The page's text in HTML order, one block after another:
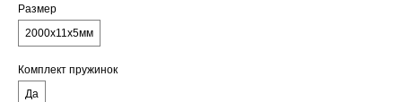
Размер
2000х11х5мм
Комплект пружинок
Да